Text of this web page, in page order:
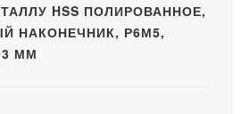
HSS ПОЛИРОВАННОЕ,
НАКОНЕЧНИК, Р6М5,
ММ